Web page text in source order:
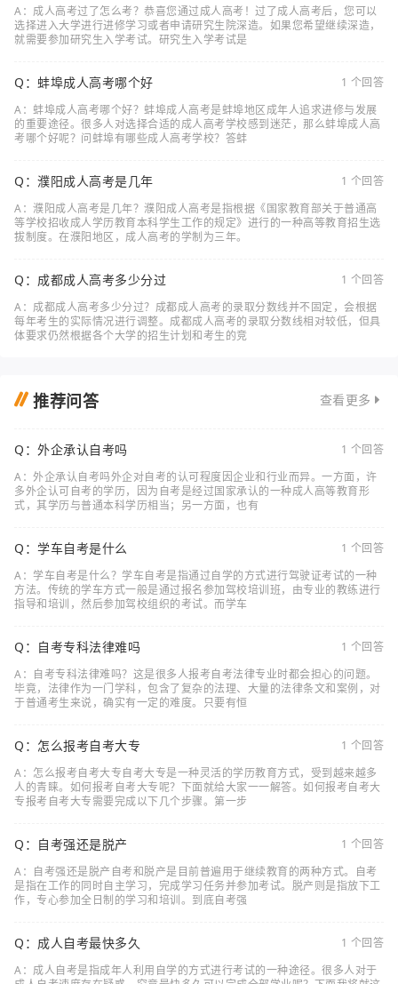
A：成人高考过了怎么考？恭喜您通过成人高考！过了成人高考后，您可以
选择进入大学进行进修学习或者申请研究生院深造。如果您希望继续深造，
就需要参加研究生入学考试。研究生入学考试是
Q：蚌埠成人高考哪个好
1 个回答
A：蚌埠成人高考哪个好？蚌埠成人高考是蚌埠地区成年人追求进修与发展
的重要途径。很多人对选择合适的成人高考学校感到迷茫，那么蚌埠成人高
考哪个好呢？问蚌埠有哪些成人高考学校？答蚌
Q：濮阳成人高考是几年
1 个回答
A：濮阳成人高考是几年？濮阳成人高考是指根据《国家教育部关于普通高
等学校招收成人学历教育本科学生工作的规定》进行的一种高等教育招生选
拔制度。在濮阳地区，成人高考的学制为三年。
Q：成都成人高考多少分过
1 个回答
A：成都成人高考多少分过？成都成人高考的录取分数线并不固定，会根据
每年考生的实际情况进行调整。成都成人高考的录取分数线相对较低，但具
体要求仍然根据各个大学的招生计划和考生的竞
推荐问答 查看更多
Q：外企承认自考吗
1 个回答
A：外企承认自考吗外企对自考的认可程度因企业和行业而异。一方面，许
多外企认可自考的学历，因为自考是经过国家承认的一种成人高等教育形
式，其学历与普通本科学历相当；另一方面，也有
Q：学车自考是什么
1 个回答
A：学车自考是什么？学车自考是指通过自学的方式进行驾驶证考试的一种
方法。传统的学车方式一般是通过报名参加驾校培训班，由专业的教练进行
指导和培训，然后参加驾校组织的考试。而学车
Q：自考专科法律难吗
1 个回答
A：自考专科法律难吗？这是很多人报考自考法律专业时都会担心的问题。
毕竟，法律作为一门学科，包含了复杂的法理、大量的法律条文和案例，对
于普通考生来说，确实有一定的难度。只要有恒
Q：怎么报考自考大专
1 个回答
A：怎么报考自考大专自考大专是一种灵活的学历教育方式，受到越来越多
人的青睐。如何报考自考大专呢？下面就给大家一一解答。如何报考自考大
专报考自考大专需要完成以下几个步骤。第一步
Q：自考强还是脱产
1 个回答
A：自考强还是脱产自考和脱产是目前普遍用于继续教育的两种方式。自考
是指在工作的同时自主学习，完成学习任务并参加考试。脱产则是指放下工
作，专心参加全日制的学习和培训。到底自考强
Q：成人自考最快多久
1 个回答
A：成人自考是指成年人利用自学的方式进行考试的一种途径。很多人对于